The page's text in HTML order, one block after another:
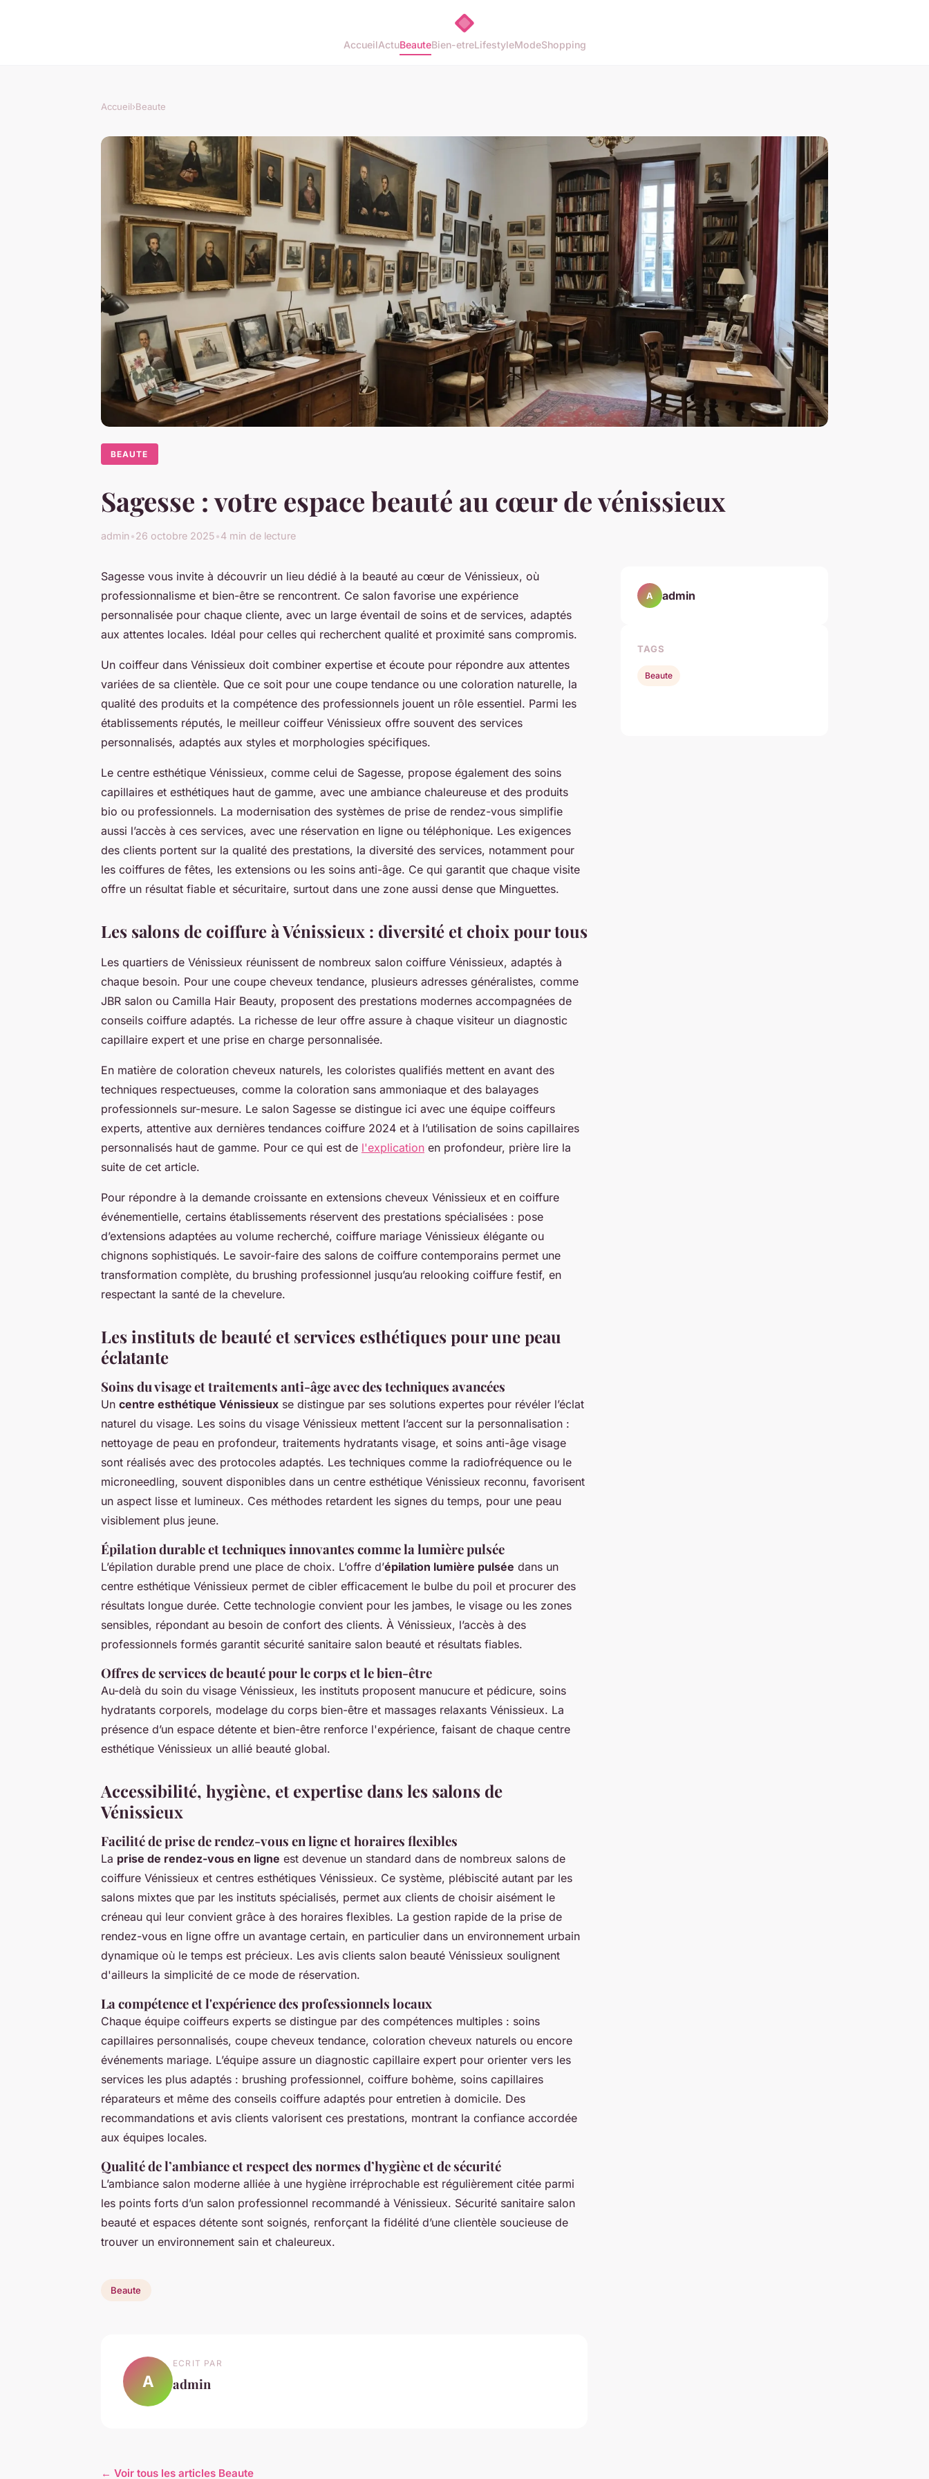
AccueilActuBeauteBien-etreLifestyleModeShopping
Accueil›Beaute
BEAUTE
Sagesse : votre espace beauté au cœur de vénissieux
admin•26 octobre 2025•4 min de lecture
Sagesse vous invite à découvrir un lieu dédié à la beauté au cœur de Vénissieux, où
professionnalisme et bien-être se rencontrent. Ce salon favorise une expérience
personnalisée pour chaque cliente, avec un large éventail de soins et de services, adaptés
aux attentes locales. Idéal pour celles qui recherchent qualité et proximité sans compromis.
Un coiffeur dans Vénissieux doit combiner expertise et écoute pour répondre aux attentes
variées de sa clientèle. Que ce soit pour une coupe tendance ou une coloration naturelle, la
qualité des produits et la compétence des professionnels jouent un rôle essentiel. Parmi les
établissements réputés, le meilleur coiffeur Vénissieux offre souvent des services
personnalisés, adaptés aux styles et morphologies spécifiques.
Le centre esthétique Vénissieux, comme celui de Sagesse, propose également des soins
capillaires et esthétiques haut de gamme, avec une ambiance chaleureuse et des produits
bio ou professionnels. La modernisation des systèmes de prise de rendez-vous simplifie
aussi l’accès à ces services, avec une réservation en ligne ou téléphonique. Les exigences
des clients portent sur la qualité des prestations, la diversité des services, notamment pour
les coiffures de fêtes, les extensions ou les soins anti-âge. Ce qui garantit que chaque visite
offre un résultat fiable et sécuritaire, surtout dans une zone aussi dense que Minguettes.
Les salons de coiffure à Vénissieux : diversité et choix pour tous
Les quartiers de Vénissieux réunissent de nombreux salon coiffure Vénissieux, adaptés à
chaque besoin. Pour une coupe cheveux tendance, plusieurs adresses généralistes, comme
JBR salon ou Camilla Hair Beauty, proposent des prestations modernes accompagnées de
conseils coiffure adaptés. La richesse de leur offre assure à chaque visiteur un diagnostic
capillaire expert et une prise en charge personnalisée.
En matière de coloration cheveux naturels, les coloristes qualifiés mettent en avant des
techniques respectueuses, comme la coloration sans ammoniaque et des balayages
professionnels sur-mesure. Le salon Sagesse se distingue ici avec une équipe coiffeurs
experts, attentive aux dernières tendances coiffure 2024 et à l’utilisation de soins capillaires
personnalisés haut de gamme. Pour ce qui est de l'explication en profondeur, prière lire la
suite de cet article.
Pour répondre à la demande croissante en extensions cheveux Vénissieux et en coiffure
événementielle, certains établissements réservent des prestations spécialisées : pose
d’extensions adaptées au volume recherché, coiffure mariage Vénissieux élégante ou
chignons sophistiqués. Le savoir-faire des salons de coiffure contemporains permet une
transformation complète, du brushing professionnel jusqu’au relooking coiffure festif, en
respectant la santé de la chevelure.
Les instituts de beauté et services esthétiques pour une peau
éclatante
Soins du visage et traitements anti-âge avec des techniques avancées
Un centre esthétique Vénissieux se distingue par ses solutions expertes pour révéler l’éclat
naturel du visage. Les soins du visage Vénissieux mettent l’accent sur la personnalisation :
nettoyage de peau en profondeur, traitements hydratants visage, et soins anti-âge visage
sont réalisés avec des protocoles adaptés. Les techniques comme la radiofréquence ou le
microneedling, souvent disponibles dans un centre esthétique Vénissieux reconnu, favorisent
un aspect lisse et lumineux. Ces méthodes retardent les signes du temps, pour une peau
visiblement plus jeune.
Épilation durable et techniques innovantes comme la lumière pulsée
L’épilation durable prend une place de choix. L’offre d’épilation lumière pulsée dans un
centre esthétique Vénissieux permet de cibler efficacement le bulbe du poil et procurer des
résultats longue durée. Cette technologie convient pour les jambes, le visage ou les zones
sensibles, répondant au besoin de confort des clients. À Vénissieux, l’accès à des
professionnels formés garantit sécurité sanitaire salon beauté et résultats fiables.
Offres de services de beauté pour le corps et le bien-être
Au-delà du soin du visage Vénissieux, les instituts proposent manucure et pédicure, soins
hydratants corporels, modelage du corps bien-être et massages relaxants Vénissieux. La
présence d’un espace détente et bien-être renforce l'expérience, faisant de chaque centre
esthétique Vénissieux un allié beauté global.
Accessibilité, hygiène, et expertise dans les salons de
Vénissieux
Facilité de prise de rendez-vous en ligne et horaires flexibles
La prise de rendez-vous en ligne est devenue un standard dans de nombreux salons de
coiffure Vénissieux et centres esthétiques Vénissieux. Ce système, plébiscité autant par les
salons mixtes que par les instituts spécialisés, permet aux clients de choisir aisément le
créneau qui leur convient grâce à des horaires flexibles. La gestion rapide de la prise de
rendez-vous en ligne offre un avantage certain, en particulier dans un environnement urbain
dynamique où le temps est précieux. Les avis clients salon beauté Vénissieux soulignent
d'ailleurs la simplicité de ce mode de réservation.
La compétence et l'expérience des professionnels locaux
Chaque équipe coiffeurs experts se distingue par des compétences multiples : soins
capillaires personnalisés, coupe cheveux tendance, coloration cheveux naturels ou encore
événements mariage. L’équipe assure un diagnostic capillaire expert pour orienter vers les
services les plus adaptés : brushing professionnel, coiffure bohème, soins capillaires
réparateurs et même des conseils coiffure adaptés pour entretien à domicile. Des
recommandations et avis clients valorisent ces prestations, montrant la confiance accordée
aux équipes locales.
Qualité de l’ambiance et respect des normes d’hygiène et de sécurité
L’ambiance salon moderne alliée à une hygiène irréprochable est régulièrement citée parmi
les points forts d’un salon professionnel recommandé à Vénissieux. Sécurité sanitaire salon
beauté et espaces détente sont soignés, renforçant la fidélité d’une clientèle soucieuse de
trouver un environnement sain et chaleureux.
Beaute
A
ECRIT PAR
admin
← Voir tous les articles Beaute
A admin
TAGS
Beaute